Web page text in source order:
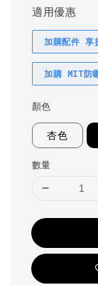
適用優惠
加購配件 享
加購 MIT防
顏色
杏色
數量